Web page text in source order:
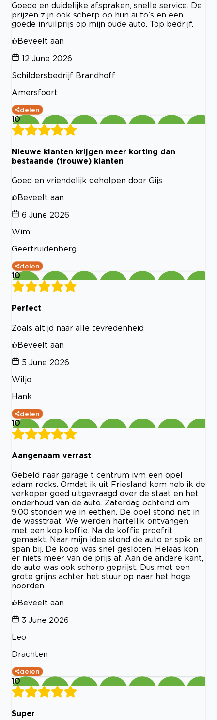
Goede en duidelijke afspraken, snelle service. De
prijzen zijn ook scherp op hun auto’s en een
goede inruilprijs op mijn oude auto. Top bedrijf.
Beveelt aan
12 June 2026
Schildersbedrijf Brandhoff
Amersfoort
delen
10
Nieuwe klanten krijgen meer korting dan
bestaande (trouwe) klanten
Goed en vriendelijk geholpen door Gijs
Beveelt aan
6 June 2026
Wim
Geertruidenberg
delen
10
Perfect
Zoals altijd naar alle tevredenheid
Beveelt aan
5 June 2026
Wiljo
Hank
delen
10
Aangenaam verrast
Gebeld naar garage t centrum ivm een opel
adam rocks. Omdat ik uit Friesland kom heb ik de
verkoper goed uitgevraagd over de staat en het
onderhoud van de auto. Zaterdag ochtend om
9.00 stonden we in eethen. De opel stond net in
de wasstraat. We werden hartelijk ontvangen
met een kop koffie. Na de koffie proefrit
gemaakt. Naar mijn idee stond de auto er spik en
span bij. De koop was snel gesloten. Helaas kon
er niets meer van de prijs af. Aan de andere kant,
de auto was ook scherp geprijst. Dus met een
grote grijns achter het stuur op naar het hoge
noorden.
Beveelt aan
3 June 2026
Leo
Drachten
delen
10
Super